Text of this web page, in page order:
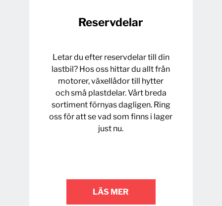
Reservdelar
Letar du efter reservdelar till din
lastbil? Hos oss hittar du allt från
motorer, växellådor till hytter
och små plastdelar. Vårt breda
sortiment förnyas dagligen. Ring
oss för att se vad som finns i lager
just nu.
LÄS MER